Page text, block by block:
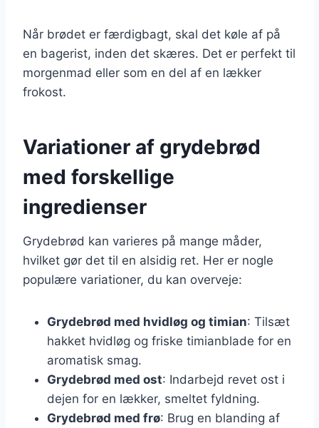
Når brødet er færdigbagt, skal det køle af på
en bagerist, inden det skæres. Det er perfekt til
morgenmad eller som en del af en lækker
frokost.
Variationer af grydebrød
med forskellige
ingredienser
Grydebrød kan varieres på mange måder,
hvilket gør det til en alsidig ret. Her er nogle
populære variationer, du kan overveje:
Grydebrød med hvidløg og timian: Tilsæt
hakket hvidløg og friske timianblade for en
aromatisk smag.
Grydebrød med ost: Indarbejd revet ost i
dejen for en lækker, smeltet fyldning.
Grydebrød med frø: Brug en blanding af